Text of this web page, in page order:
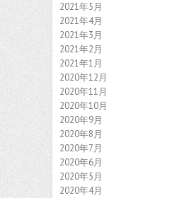
2021年5月
2021年4月
2021年3月
2021年2月
2021年1月
2020年12月
2020年11月
2020年10月
2020年9月
2020年8月
2020年7月
2020年6月
2020年5月
2020年4月